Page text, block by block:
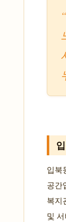
입북
공간
복지
및